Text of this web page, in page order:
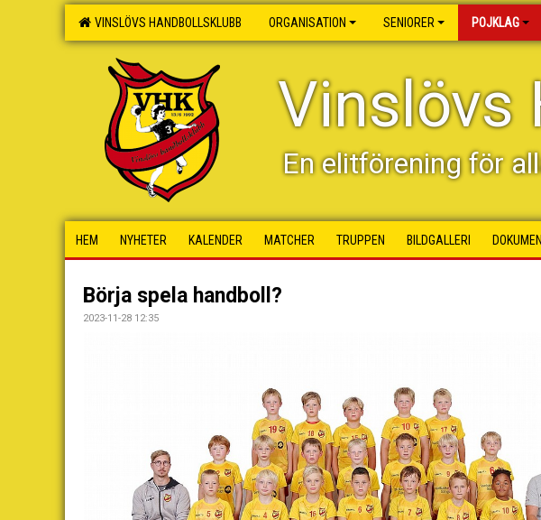
VINSLÖVS HANDBOLLSKLUBB ORGANISATION SENIORER POJKLAG
Vinslövs
En elitförening för
HEM NYHETER KALENDER MATCHER TRUPPEN BILDGALLERI
Börja spela handboll?
2023-11-28 12:35